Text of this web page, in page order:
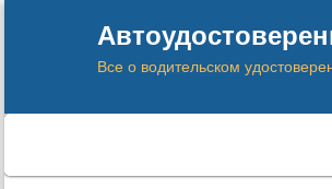
Все о водительском